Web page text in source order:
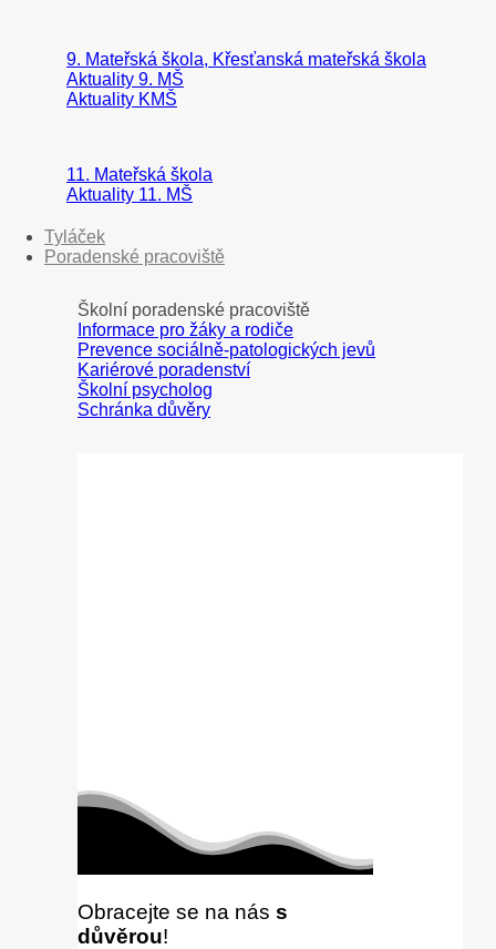
9. Mateřská škola, Křesťanská mateřská škola
Aktuality 9. MŠ
Aktuality KMŠ
11. Mateřská škola
Aktuality 11. MŠ
Tyláček
Poradenské pracoviště
Školní poradenské pracoviště
Informace pro žáky a rodiče
Prevence sociálně-patologických jevů
Kariérové poradenství
Školní psycholog
Schránka důvěry
Obracejte se na nás s
důvěrou!